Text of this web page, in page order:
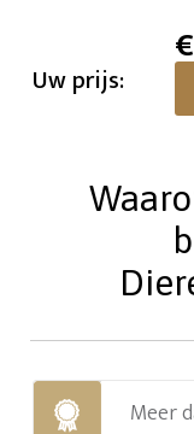
Uw prijs:
€
Meer